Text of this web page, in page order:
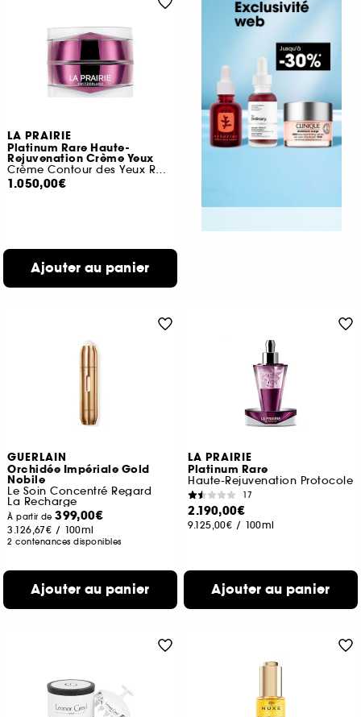
LA PRAIRIE
Platinum Rare Haute-
Rejuvenation Crème Yeux
Crème Contour des Yeux Régénérante
1.050,00€
Ajouter au panier
GUERLAIN
Orchidée Impériale Gold
Nobile
Le Soin Concentré Regard
La Recharge
À partir de399,00€
3.126,67€ / 100ml
2 contenances disponibles
Ajouter au panier
LA PRAIRIE
Platinum Rare
Haute-Rejuvenation Protocole
17
2.190,00€
9.125,00€ / 100ml
Ajouter au panier